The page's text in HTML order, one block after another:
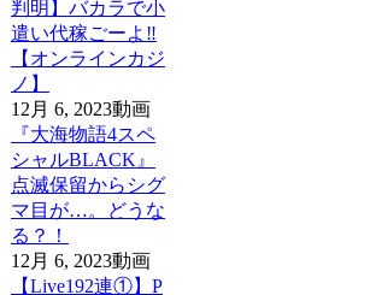
判明】バカラで小
遣い代稼ごーよ‼️
【オンラインカジ
ノ】
12月 6, 2023動画
『大海物語4スペ
シャルBLACK』
点滅保留からシグ
マ目が…。どうな
る？！
12月 6, 2023動画
【Live192連①】P